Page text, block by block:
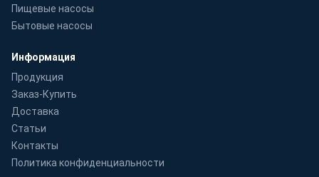
Пищевые насосы
Бытовые насосы
Информация
Продукция
Заказ-Купить
Доставка
Статьи
Контакты
Политика конфиденциальности